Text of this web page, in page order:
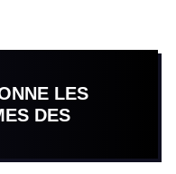
LES
DES